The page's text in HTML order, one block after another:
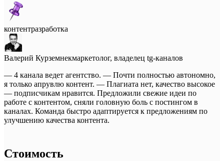
контентразработка
Валерий Курземнекмаркетолог, владелец tg-каналов
— 4 канала ведет агентство. — Почти полностью автономно,
я только апрувлю контент. — Плагиата нет, качество высокое
— подписчикам нравится. Предложили свежие идеи по
работе с контентом, сняли головную боль с постингом в
каналах. Команда быстро адаптируется к предложениям по
улучшению качества контента.
Стоимость